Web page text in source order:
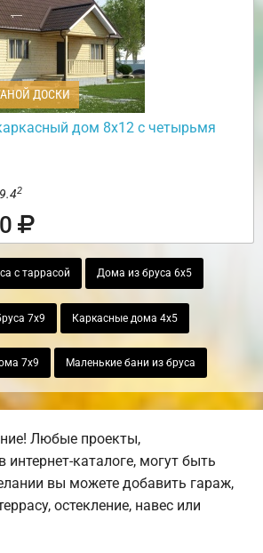
ДОСКИ
дом 8х12 с четырьмя
2
с таррасой Дома из бруса 6х5
7х9 Каркасные дома 4х5
7х9 Маленькие бани из бруса
Любые проекты,
интернет-каталоге, могут быть
вы можете добавить гараж,
остекление, навес или